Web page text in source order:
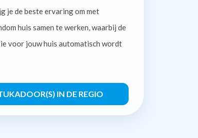
je de beste ervaring om met
huis samen te werken, waarbij de
voor jouw huis automatisch wordt
IN DE REGIO